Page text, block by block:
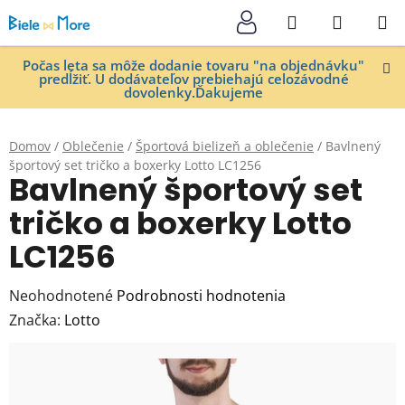
na
obsah
Počas leta sa môže dodanie tovaru "na objednávku"
predĺžiť. U dodávateľov prebiehajú celozávodné
dovolenky.Ďakujeme
Hľadať
KOŠÍK
Domov / Oblečenie / Športová bielizeň a oblečenie / Bavlnený
športový set tričko a boxerky Lotto LC1256
Bavlnený športový set
tričko a boxerky Lotto
LC1256
Priemerné
hodnotenie
Neohodnotené Podrobnosti hodnotenia
Značka: Lotto